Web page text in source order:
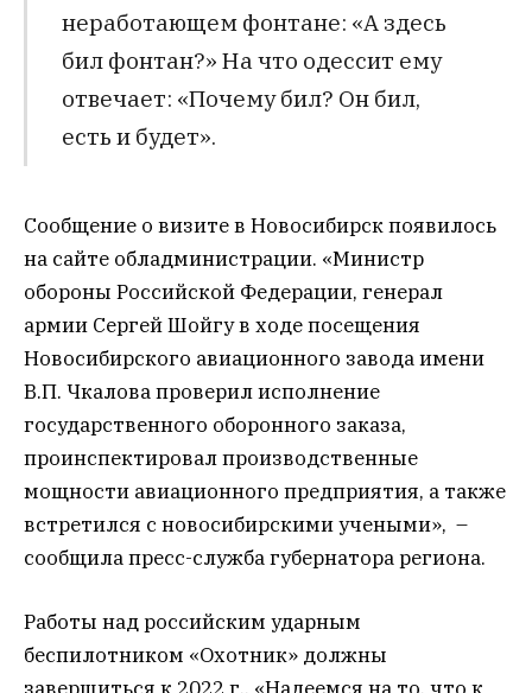
неработающем фонтане: «А здесь
бил фонтан?» На что одессит ему
отвечает: «Почему бил? Он бил,
есть и будет».
Сообщение о визите в Новосибирск появилось
на сайте обладминистрации. «Министр
обороны Российской Федерации, генерал
армии Сергей Шойгу в ходе посещения
Новосибирского авиационного завода имени
В.П. Чкалова проверил исполнение
государственного оборонного заказа,
проинспектировал производственные
мощности авиационного предприятия, а также
встретился с новосибирскими учеными», –
сообщила пресс-служба губернатора региона.
Работы над российским ударным
беспилотником «Охотник» должны